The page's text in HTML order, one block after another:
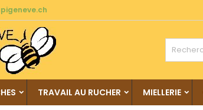
TRAVAIL AU RUCHER MIELLERIE